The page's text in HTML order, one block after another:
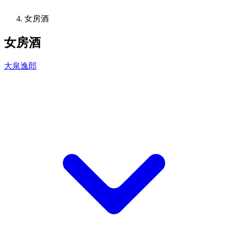
女房酒
女房酒
大泉逸郎